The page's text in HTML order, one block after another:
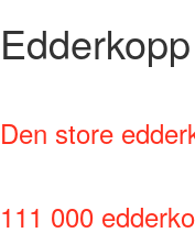
Edderkopp
Den store
111 000